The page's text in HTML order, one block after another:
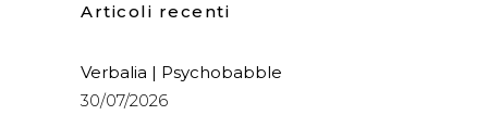
Articoli recenti
Verbalia | Psychobabble
30/07/2026